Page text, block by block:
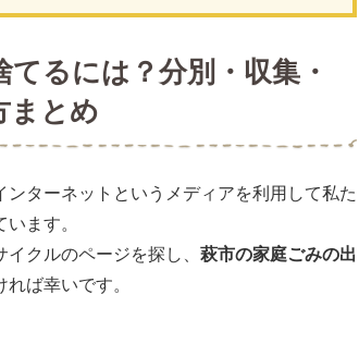
るには？分別・収集・
まとめ
ンターネットというメディアを利用して私た
ます。
クルのページを探し、 萩市の家庭ごみの出
ば幸いです。